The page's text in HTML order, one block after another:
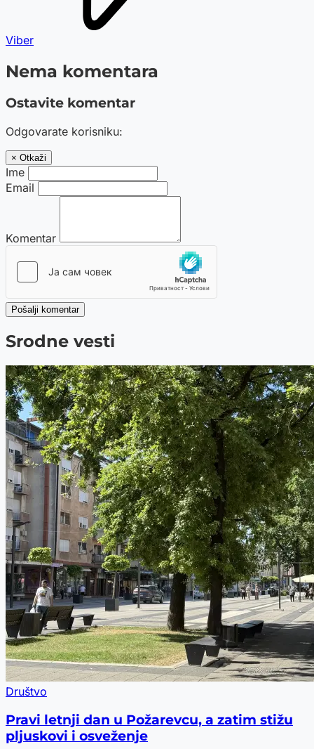
Viber
Nema komentara
Ostavite komentar
Odgovarate korisniku:
× Otkaži
Ime
Email
Komentar
Pošalji komentar
Srodne vesti
Društvo
Pravi letnji dan u Požarevcu, a zatim stižu
pljuskovi i osveženje